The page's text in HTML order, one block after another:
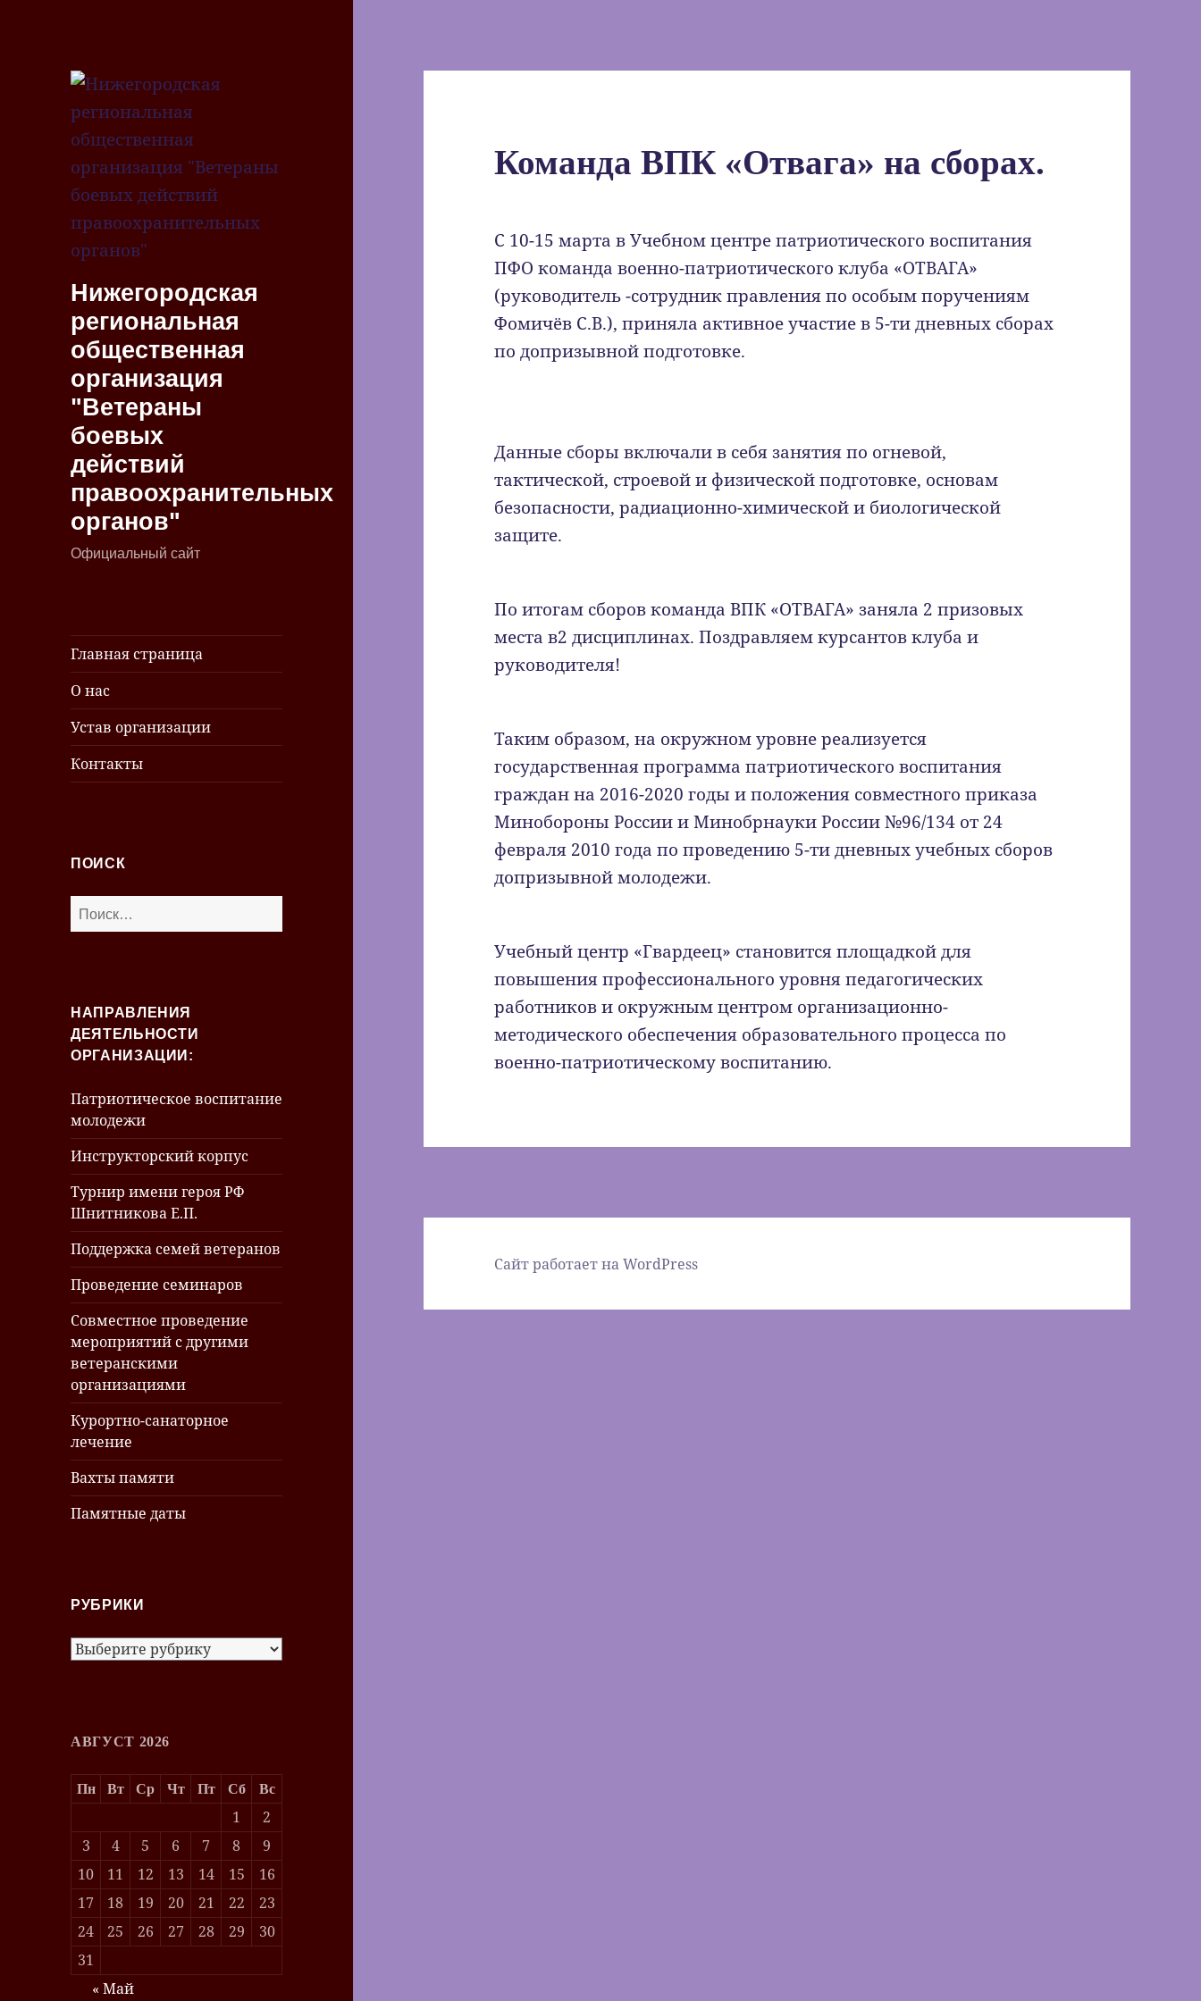
Нижегородская
региональная
общественная
организация
"Ветераны
боевых
действий
правоохранительных
органов"
Официальный сайт
Главная страница
О нас
Устав организации
Контакты
ПОИСК
Найти:
НАПРАВЛЕНИЯ
ДЕЯТЕЛЬНОСТИ
ОРГАНИЗАЦИИ:
Патриотическое воспитание
молодежи
Инструкторский корпус
Турнир имени героя РФ
Шнитникова Е.П.
Поддержка семей ветеранов
Проведение семинаров
Совместное проведение
мероприятий с другими
ветеранскими
организациями
Курортно-санаторное
лечение
Вахты памяти
Памятные даты
РУБРИКИ
Рубрики
АВГУСТ 2026
Пн Вт Ср Чт Пт Сб Вс
1
2
3
4 5 6 7 8
9
10
11 12 13 14 15
16
17
18 19 20 21 22
23
24
25 26 27 28 29
30
31
« Май
Команда ВПК «Отвага» на сборах.
С 10-15 марта в Учебном центре патриотического воспитания
ПФО команда военно-патриотического клуба «ОТВАГА»
(руководитель -сотрудник правления по особым поручениям
Фомичёв С.В.), приняла активное участие в 5-ти дневных сборах
по допризывной подготовке.
Данные сборы включали в себя занятия по огневой,
тактической, строевой и физической подготовке, основам
безопасности, радиационно-химической и биологической
защите.
По итогам сборов команда ВПК «ОТВАГА» заняла 2 призовых
места в2 дисциплинах. Поздравляем курсантов клуба и
руководителя!
Таким образом, на окружном уровне реализуется
государственная программа патриотического воспитания
граждан на 2016-2020 годы и положения совместного приказа
Минобороны России и Минобрнауки России №96/134 от 24
февраля 2010 года по проведению 5-ти дневных учебных сборов
допризывной молодежи.
Учебный центр «Гвардеец» становится площадкой для
повышения профессионального уровня педагогических
работников и окружным центром организационно-
методического обеспечения образовательного процесса по
военно-патриотическому воспитанию.
Сайт работает на WordPress